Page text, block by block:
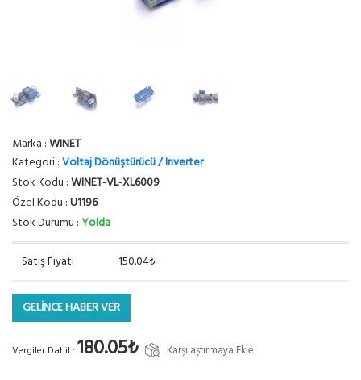
Marka :WINET
Kategori :Voltaj Dönüştürücü / Inverter
Stok Kodu :WINET-VL-XL6009
Özel Kodu :U1196
Stok Durumu :Yolda
Satış Fiyatı 150.04₺
GELİNCE HABER VER
Vergiler Dahil : 180.05₺ Karşılaştırmaya Ekle